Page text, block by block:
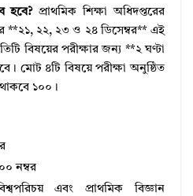
হবে?প্রাথমিক শিক্ষা অধিদপ্তরের
**২১, ২২, ২৩ ও ২৪ ডিসেম্বর** এই
বিষয়ের পরীক্ষার জন্য **২ ঘণ্টা
মোট ৪টি বিষয়ে পরীক্ষা অনুষ্ঠিত
থাকবে ১০০।
নম্বর
এবং প্রাথমিক বিজ্ঞান